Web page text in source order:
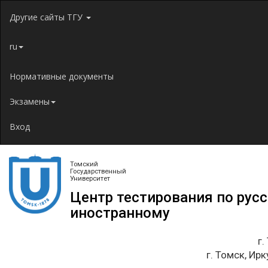
Другие сайты ТГУ
ru
Нормативные документы
Экзамены
Вход
Томский
Государственный
Университет
Центр тестирования по
иностранному
г. Томск,